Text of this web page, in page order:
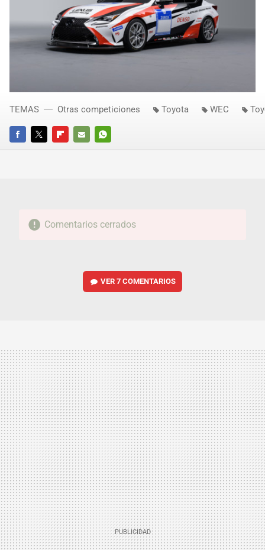
FACEBOOKTWITTERFLIPBOARD
E-
WHATSAPP
TEMAS Otras competiciones Toyota WEC
Comentarios cerrados
VER7 COMENTARIOS